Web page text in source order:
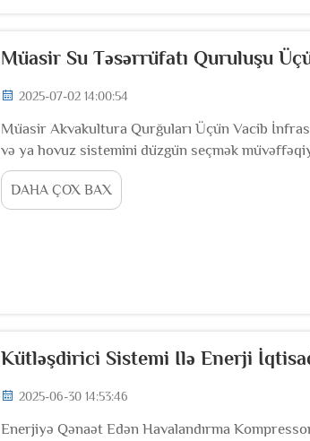
Müasir Su Təsərrüfatı Quruluşu
2025-07-02 14:00:54
Müasir Akvakultura Qurğuları Üçün Vacib
və ya hovuz sistemini düzgün seçmək
təşkil edir. Tanklarla müqayisədə hovuzların
almalıdırlar: su keyfiyyəti, istehsal həcmi,
DAHA ÇOX BAX
Kütləşdirici Sistemi Ilə Enerji
2025-06-30 14:53:46
Enerjiyə Qənaət Edən Havalandırma